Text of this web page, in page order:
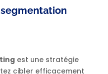
est une stratégie
cibler efficacement